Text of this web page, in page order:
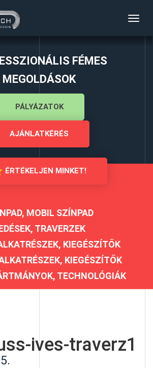
FÉMES
MEGOLDÁSOK
PÁLYÁZATOK
AJÁNLATKÉRÉS
ÉRTÉKELJEN MINKET!
MOBIL SZÍNPAD
TRAVERZEK
KIEGÉSZÍTŐK
KIEGÉSZÍTŐK
TECHNOLÓGIÁK
ives-traverz1